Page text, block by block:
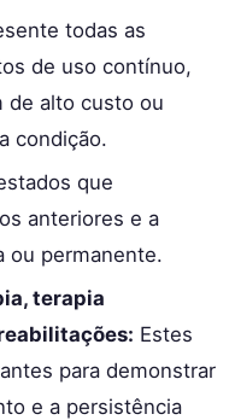
todas as
de uso contínuo,
de alto custo ou
condição.
que
anteriores e a
ou permanente.
terapia
Estes
para demonstrar
e a persistência